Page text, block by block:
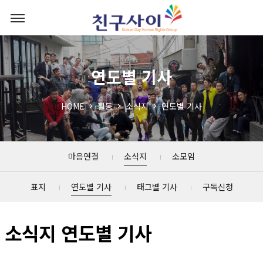
연도별 기사
HOME 활동 소식지 연도별 기사
마음연결 소식지 소모임
표지 연도별 기사 태그별 기사 구독신청
소식지 연도별 기사